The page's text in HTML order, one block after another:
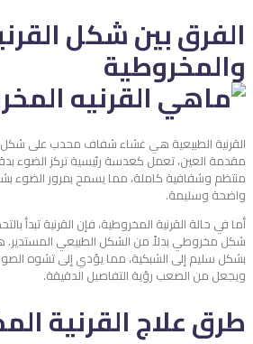
الفرق بين شكل
والمخروطية
القرنية الطبيعية هي غشاء شفاف محدب على
مقدمة العين، تعمل كعدسة رئيسية تركز الضوء
منتظم وشفافية كاملة، مما يسمح بمرور الضوء
واضحة وسليمة.
أما في حالة القرنية المخروطية، فإن القرنية تبدأ
شكل مخروطي بدلاً من الشكل الطبيعي المستدير.
بشكل سليم إلى الشبكية، مما يؤدي إلى تشوه
ويجعل من الصعب رؤية التفاصيل الدقيقة.
طرق علاج القرنية